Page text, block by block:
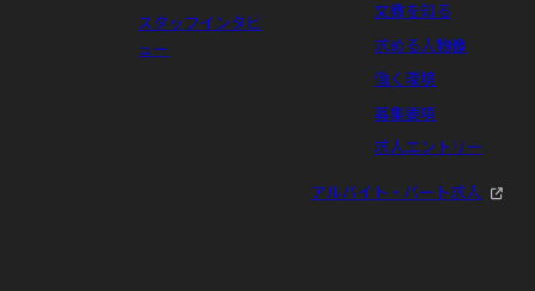
スタッフインタビ
ュー
文教を知る
求める人物像
働く環境
募集要項
求人エントリー
アルバイト・パート求人